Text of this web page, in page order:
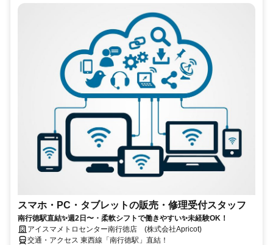
スマホ・PC・タブレットの販売・修理受付スタッフ
南行徳駅直結✨週2日〜・柔軟シフトで働きやすい✨未経験OK！
アイスマメトロセンター南行徳店 (株式会社Apricot)
交通・アクセス 東西線「南行徳駅」直結！